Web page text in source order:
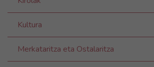
Kultura
Merkataritza eta Ostalaritza